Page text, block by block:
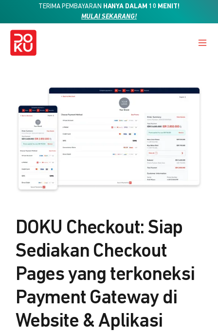
TERIMA PEMBAYARAN HANYA DALAM 10 MENIT!
MULAI SEKARANG!
DOKU Checkout: Siap
Sediakan Checkout
Pages yang terkoneksi
Payment Gateway di
Website & Aplikasi